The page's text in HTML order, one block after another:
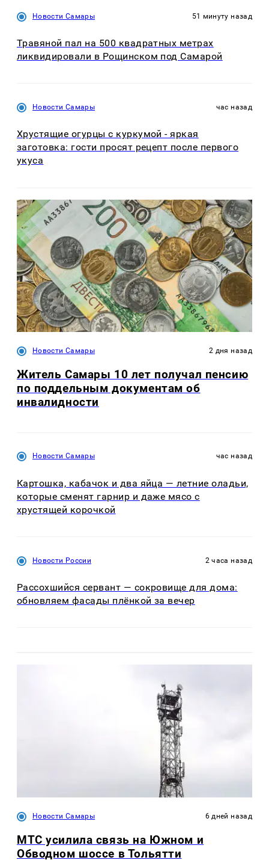
Новости Самары 51 минуту назад
Травяной пал на 500 квадратных метрах
ликвидировали в Рощинском под Самарой
Новости Самары час назад
Хрустящие огурцы с куркумой - яркая
заготовка: гости просят рецепт после первого
укуса
Новости Самары 2 дня назад
Житель Самары 10 лет получал пенсию
по поддельным документам об
инвалидности
Новости Самары час назад
Картошка, кабачок и два яйца — летние оладьи,
которые сменят гарнир и даже мясо с
хрустящей корочкой
Новости России 2 часа назад
Рассохшийся сервант — сокровище для дома:
обновляем фасады плёнкой за вечер
Новости Самары 6 дней назад
МТС усилила связь на Южном и
Обводном шоссе в Тольятти